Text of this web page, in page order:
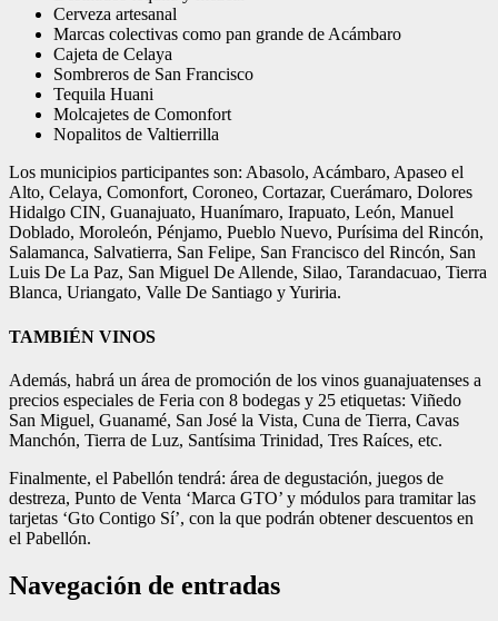
Cerveza artesanal
Marcas colectivas como pan grande de Acámbaro
Cajeta de Celaya
Sombreros de San Francisco
Tequila Huani
Molcajetes de Comonfort
Nopalitos de Valtierrilla
Los municipios participantes son: Abasolo, Acámbaro, Apaseo el
Alto, Celaya, Comonfort, Coroneo, Cortazar, Cuerámaro, Dolores
Hidalgo CIN, Guanajuato, Huanímaro, Irapuato, León, Manuel
Doblado, Moroleón, Pénjamo, Pueblo Nuevo, Purísima del Rincón,
Salamanca, Salvatierra, San Felipe, San Francisco del Rincón, San
Luis De La Paz, San Miguel De Allende, Silao, Tarandacuao, Tierra
Blanca, Uriangato, Valle De Santiago y Yuriria.
TAMBIÉN VINOS
Además, habrá un área de promoción de los vinos guanajuatenses a
precios especiales de Feria con 8 bodegas y 25 etiquetas: Viñedo
San Miguel, Guanamé, San José la Vista, Cuna de Tierra, Cavas
Manchón, Tierra de Luz, Santísima Trinidad, Tres Raíces, etc.
Finalmente, el Pabellón tendrá: área de degustación, juegos de
destreza, Punto de Venta ‘Marca GTO’ y módulos para tramitar las
tarjetas ‘Gto Contigo Sí’, con la que podrán obtener descuentos en
el Pabellón.
Navegación de entradas